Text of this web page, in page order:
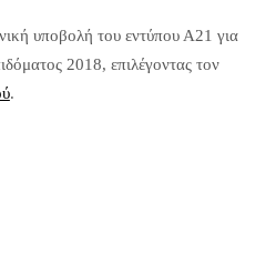
υποβολή του εντύπου Α21 για
2018, επιλέγοντας τον
.